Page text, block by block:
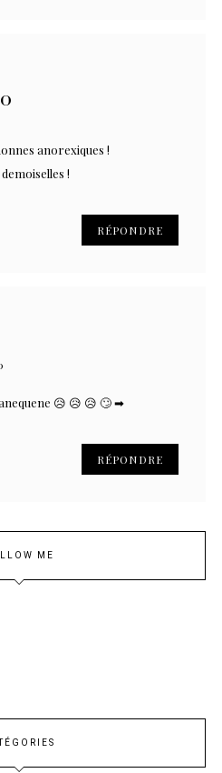
anorexiques !
!
RÉPONDRE
😥 😥 😥 🙄 ➡
RÉPONDRE
ME